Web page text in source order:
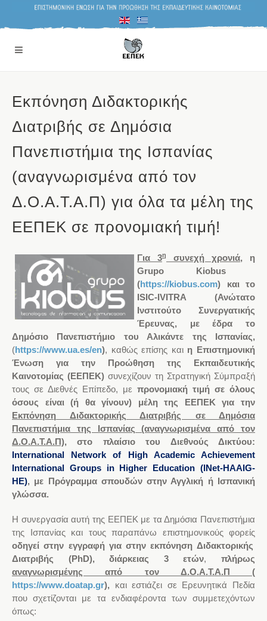
Εκπόνηση Διδακτορικής
Διατριβής σε Δημόσια
Πανεπιστήμια της Ισπανίας
(αναγνωρισμένα από τον
Δ.Ο.Α.Τ.Α.Π) για όλα τα μέλη της
ΕΕΠΕΚ σε προνομιακή τιμή!
Για 3η συνεχή χρονιά, η
Grupo Kiobus
(https://kiobus.com) και το
ISIC-IVITRA (Ανώτατο
Ινστιτούτο Συνεργατικής
Έρευνας, με έδρα το
Δημόσιο Πανεπιστήμιο του Αλικάντε της Ισπανίας,
(https://www.ua.es/en), καθώς επίσης και η Επιστημονική
Ένωση για την Προώθηση της Εκπαιδευτικής
Καινοτομίας (ΕΕΠΕΚ) συνεχίζουν τη Στρατηγική Σύμπραξή
τους σε Διεθνές Επίπεδο, με προνομιακή τιμή σε όλους
όσους είναι (ή θα γίνουν) μέλη της ΕΕΠΕΚ για την
Εκπόνηση Διδακτορικής Διατριβής σε Δημόσια
Πανεπιστήμια της Ισπανίας (αναγνωρισμένα από τον
Δ.Ο.Α.Τ.Α.Π),στο πλαίσιο του Διεθνούς Δικτύου:
International Network of High Academic Achievement
International Groups in Higher Education (INet-HAAIG-
HE), με Πρόγραμμασπουδώνστην Αγγλική ή Ισπανική
γλώσσα.
Η συνεργασίααυτή της ΕΕΠΕΚ με τα Δημόσια Πανεπιστήμια
της Ισπανίαςκαι τους παραπάνω επιστημονικούς φορείς
οδηγείστην εγγραφή γιαστην εκπόνηση Διδακτορικής
Διατριβής (PhD), διάρκειας 3 ετών,πλήρως
αναγνωρισμένης από τον Δ.Ο.Α.Τ.Α.Π (
https://www.doatap.gr), και εστιάζει σε Ερευνητικά Πεδία
που σχετίζονται με τα ενδιαφέροντα των συμμετεχόντων
όπως: